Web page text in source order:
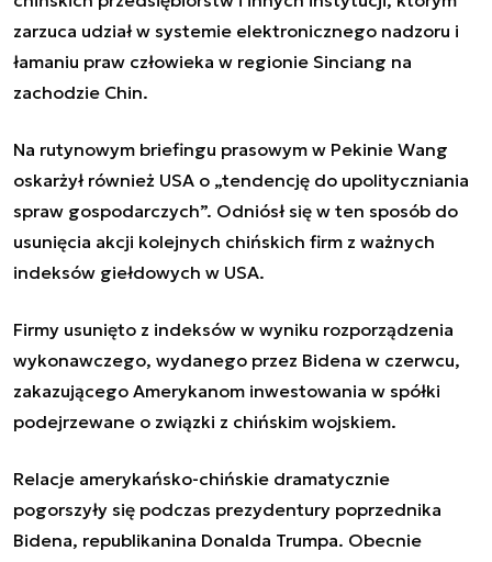
zarzuca udział w systemie elektronicznego nadzoru i
łamaniu praw człowieka w regionie Sinciang na
zachodzie Chin.
Na rutynowym briefingu prasowym w Pekinie Wang
oskarżył również USA o „tendencję do upolityczniania
spraw gospodarczych”. Odniósł się w ten sposób do
usunięcia akcji kolejnych chińskich firm z ważnych
indeksów giełdowych w USA.
Firmy usunięto z indeksów w wyniku rozporządzenia
wykonawczego, wydanego przez Bidena w czerwcu,
zakazującego Amerykanom inwestowania w spółki
podejrzewane o związki z chińskim wojskiem.
Relacje amerykańsko-chińskie dramatycznie
pogorszyły się podczas prezydentury poprzednika
Bidena, republikanina Donalda Trumpa. Obecnie